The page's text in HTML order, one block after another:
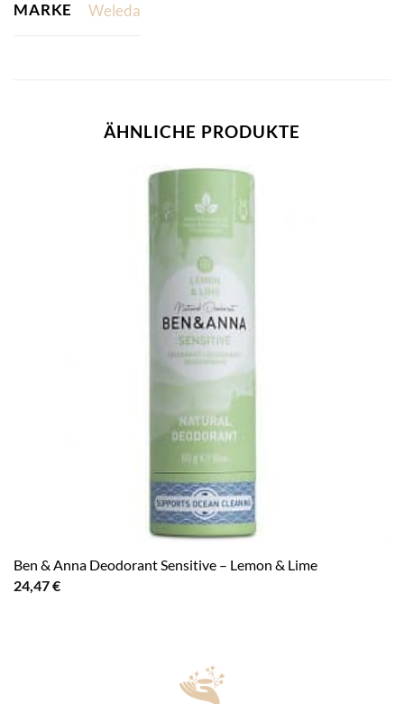
MARKE Weleda
ÄHNLICHE PRODUKTE
Ben & Anna Deodorant Sensitive – Lemon & Lime
24,47€